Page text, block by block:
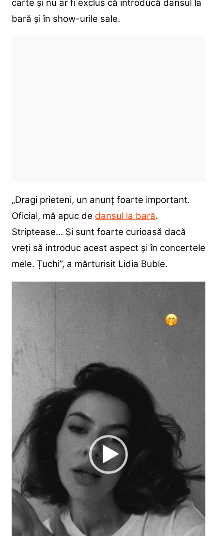
carte și nu ar fi exclus că introducă dansul la
bară și în show-urile sale.
„Dragi prieteni, un anunț foarte important.
Oficial, mă apuc de dansul la bară.
Striptease… Și sunt foarte curioasă dacă
vreți să introduc acest aspect și în concertele
mele. Țuchi”, a mărturisit Lidia Buble.
Player
video